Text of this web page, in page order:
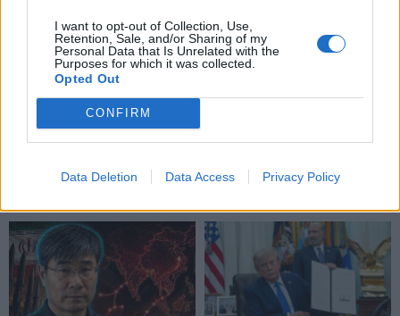
I want to opt-out of Collection, Use,
Retention, Sale, and/or Sharing of my
Personal Data that Is Unrelated with the
Purposes for which it was collected.
Opted Out
CONFIRM
Data Deletion Data Access Privacy Policy
Trumpas sureagavo į
suteikti papildomą karinę
Ukrainos oro gynybos